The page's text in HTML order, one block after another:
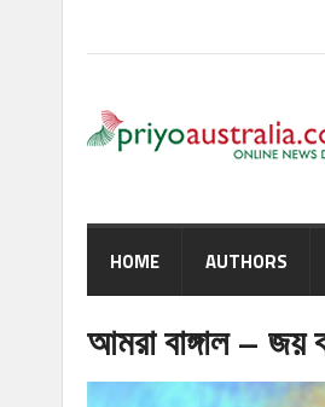
HOME AUTHORS
আমরা বাঙ্গাল – জয়